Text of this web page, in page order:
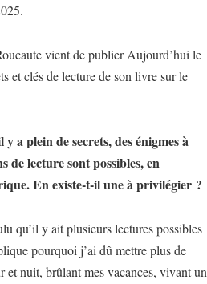
vient de publier Aujourd’hui le
et clés de lecture de son livre sur le
a plein de secrets, des énigmes à
de lecture sont possibles, en
En existe-t-il une à privilégier ?
qu’il y ait plusieurs lectures possibles
pourquoi j’ai dû mettre plus de
et nuit, brûlant mes vacances, vivant un